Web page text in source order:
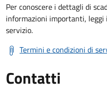
Per conoscere i dettagli di
informazioni importanti,
servizio.
Termini e condizioni di
Contatti